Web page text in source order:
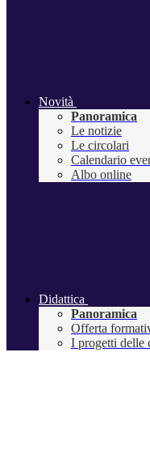
Novità
Panoramica
Le notizie
Le circolari
Calendario
Albo online
Didattica
Panoramica
Offerta
I progetti delle